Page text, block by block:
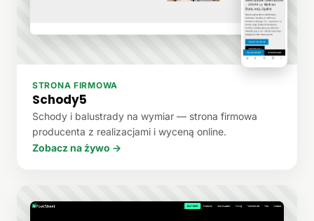
STRONA FIRMOWA
Schody5
Schody i balustrady na wymiar — strona firmowa
producenta z realizacjami i wyceną online.
Zobacz na żywo →